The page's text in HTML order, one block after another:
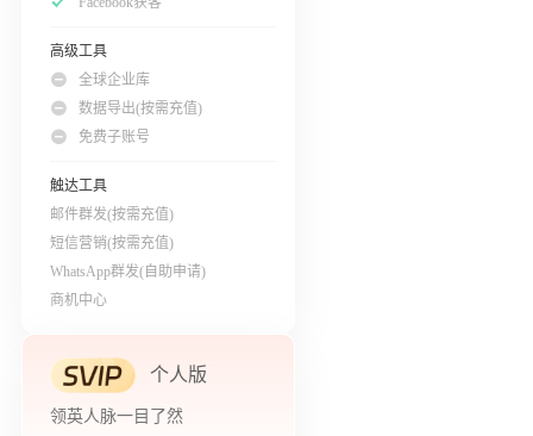
高级工具
全球企业库
数据导出(按需充值)
免费子账号
触达工具
邮件群发(按需充值)
短信营销(按需充值)
WhatsApp群发(自助申请)
商机中心
个人版
领英人脉一目了然